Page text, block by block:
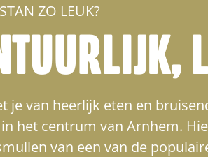
ZO LEUK?
je van heerlijk eten en
het centrum van Arnhem.
van een van de